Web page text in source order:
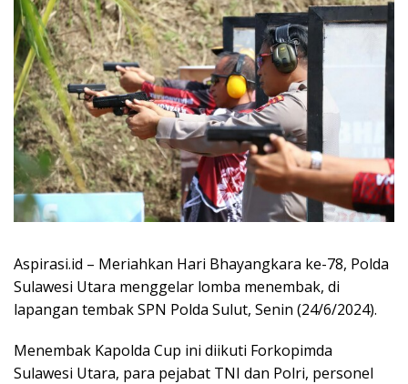
Aspirasi.id – Meriahkan Hari Bhayangkara ke-78, Polda
Sulawesi Utara menggelar lomba menembak, di
lapangan tembak SPN Polda Sulut, Senin (24/6/2024).
Menembak Kapolda Cup ini diikuti Forkopimda
Sulawesi Utara, para pejabat TNI dan Polri, personel